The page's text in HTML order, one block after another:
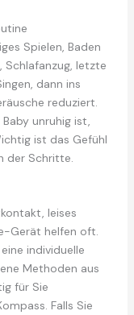
Spielen, Baden
Schlafanzug, letzte
dann ins
reduziert.
unruhig ist,
ist das Gefühl
der Schritte.
leises
Gerät helfen oft.
individuelle
Methoden aus
für Sie
Falls Sie